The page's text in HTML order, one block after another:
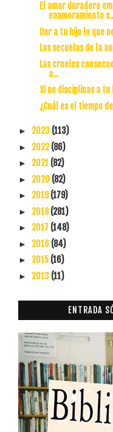
El amor duradero
enamoramiento
Dar a tu hijo lo que
Las secuelas de la
Las crueles
a...
Si no disciplinas a tu
¿Cuál es el tiempo
► 2023 (113)
► 2022(86)
► 2021 (82)
► 2020 (82)
► 2019(179)
► 2018(281)
► 2017 (148)
► 2016 (84)
► 2015 (16)
► 2013 (11)
ENTRADA